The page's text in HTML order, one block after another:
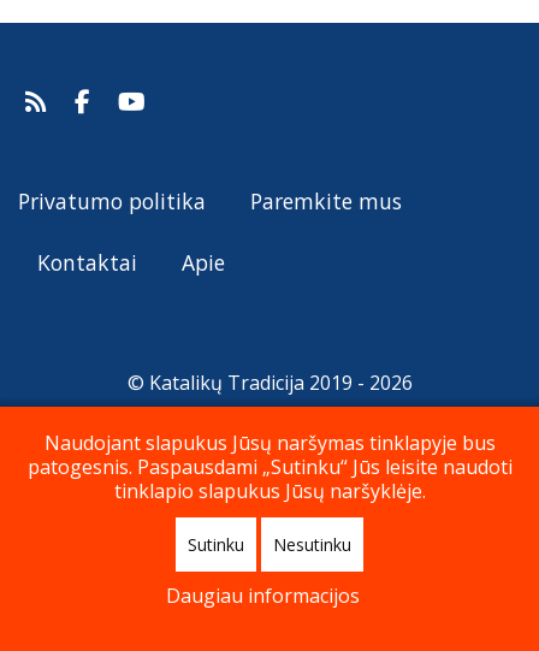
Privatumo politika Paremkite mus
Kontaktai Apie
© Katalikų Tradicija 2019 - 2026
Į viršų
Naudojant slapukus Jūsų naršymas tinklapyje bus
patogesnis. Paspausdami „Sutinku“ Jūs leisite naudoti
tinklapio slapukus Jūsų naršyklėje.
Sutinku Nesutinku
Daugiau informacijos